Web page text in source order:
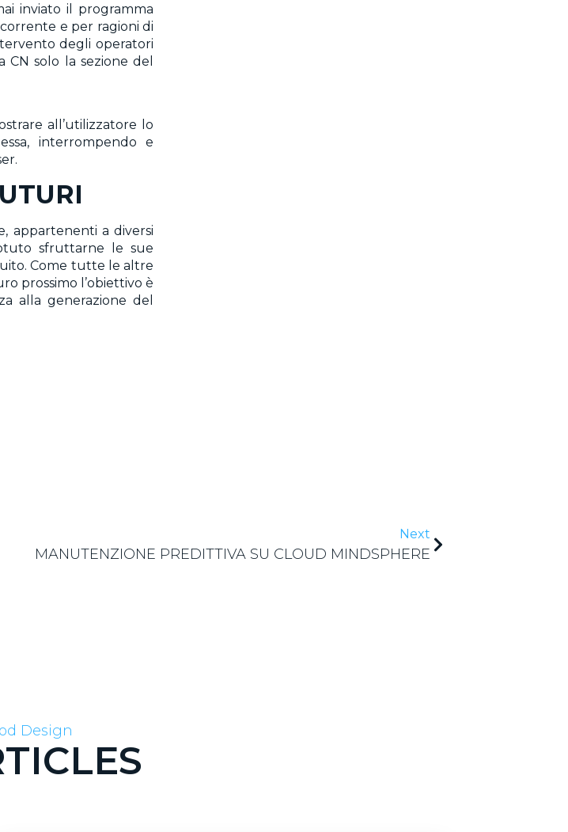
inviato il programma
e per ragioni di
degli operatori
solo la sezione del
all’utilizzatore lo
interrompendo e
appartenenti a diversi
sfruttarne le sue
Come tutte le altre
prossimo l’obiettivo è
alla generazione del
Next
MANUTENZIONE PREDITTIVA SU CLOUD MINDSPHERE
Design